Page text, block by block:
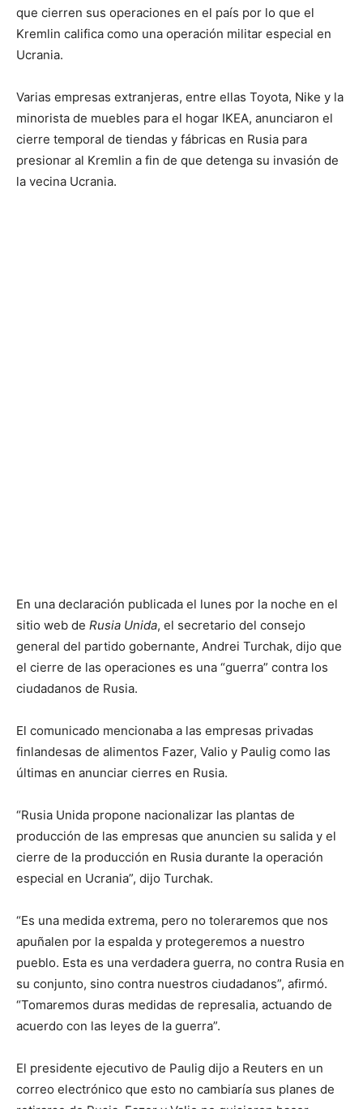
que cierren sus operaciones en el país por lo que el
Kremlin califica como una operación militar especial en
Ucrania.
Varias empresas extranjeras, entre ellas Toyota, Nike y la
minorista de muebles para el hogar IKEA, anunciaron el
cierre temporal de tiendas y fábricas en Rusia para
presionar al Kremlin a fin de que detenga su invasión de
la vecina Ucrania.
En una declaración publicada el lunes por la noche en el
sitio web de Rusia Unida, el secretario del consejo
general del partido gobernante, Andrei Turchak, dijo que
el cierre de las operaciones es una “guerra” contra los
ciudadanos de Rusia.
El comunicado mencionaba a las empresas privadas
finlandesas de alimentos Fazer, Valio y Paulig como las
últimas en anunciar cierres en Rusia.
“Rusia Unida propone nacionalizar las plantas de
producción de las empresas que anuncien su salida y el
cierre de la producción en Rusia durante la operación
especial en Ucrania”, dijo Turchak.
“Es una medida extrema, pero no toleraremos que nos
apuñalen por la espalda y protegeremos a nuestro
pueblo. Esta es una verdadera guerra, no contra Rusia en
su conjunto, sino contra nuestros ciudadanos”, afirmó.
“Tomaremos duras medidas de represalia, actuando de
acuerdo con las leyes de la guerra”.
El presidente ejecutivo de Paulig dijo a Reuters en un
correo electrónico que esto no cambiaría sus planes de